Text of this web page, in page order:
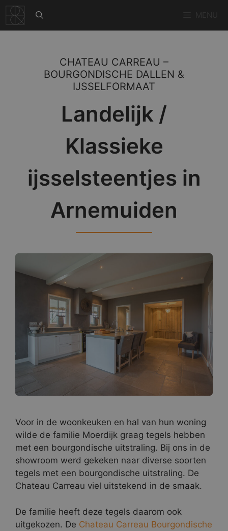
naar
de
CHATEAU CARREAU –
BOURGONDISCHE DALLEN &
IJSSELFORMAAT
Landelijk /
Klassieke
ijsselsteentjes in
Arnemuiden
Voor in de woonkeuken en hal van hun woning
wilde de familie Moerdijk graag tegels hebben
met een bourgondische uitstraling. Bij ons in de
showroom werd gekeken naar diverse soorten
tegels met een bourgondische uitstraling. De
Chateau Carreau viel uitstekend in de smaak.
De familie heeft deze tegels daarom ook
uitgekozen. De Chateau Carreau Bourgondische